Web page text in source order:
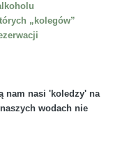
„kolegów”
nam nasi 'koledzy' na
wodach nie